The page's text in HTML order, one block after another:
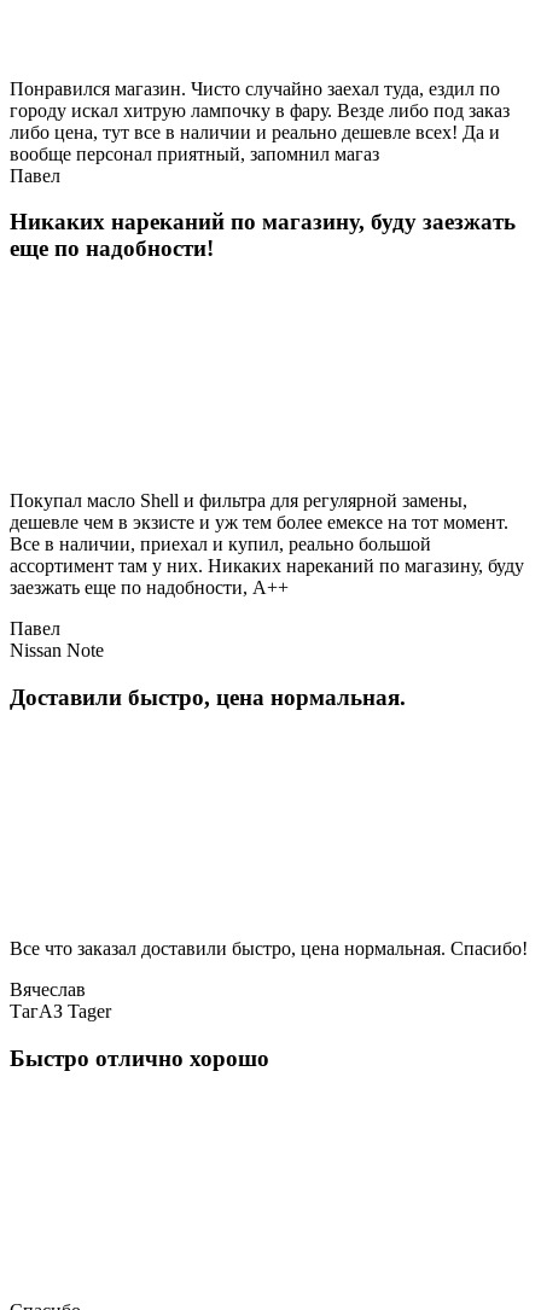
Понравился магазин. Чисто случайно заехал туда, ездил по
городу искал хитрую лампочку в фару. Везде либо под заказ
либо цена, тут все в наличии и реально дешевле всех! Да и
вообще персонал приятный, запомнил магаз
Павел
Никаких нареканий по магазину, буду заезжать
еще по надобности!
Покупал масло Shell и фильтра для регулярной замены,
дешевле чем в экзисте и уж тем более емексе на тот момент.
Все в наличии, приехал и купил, реально большой
ассортимент там у них. Никаких нареканий по магазину, буду
заезжать еще по надобности, A++
Павел
Nissan Note
Доставили быстро, цена нормальная.
Все что заказал доставили быстро, цена нормальная. Спасибо!
Вячеслав
ТагАЗ Tager
Быстро отлично хорошо